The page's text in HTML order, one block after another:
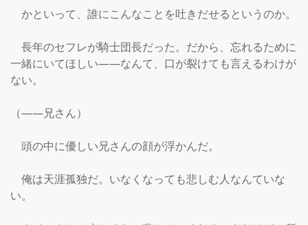
かといって、誰にこんなことを吐きだせるというのか。
長年のセフレが騎士団長だった。だから、忘れるために
一緒にいてほしい――なんて、口が裂けても言えるわけが
ない。
（――兄さん）
頭の中に優しい兄さんの顔が浮かんだ。
俺は天涯孤独だ。いなくなっても悲しむ人なんていな
い。